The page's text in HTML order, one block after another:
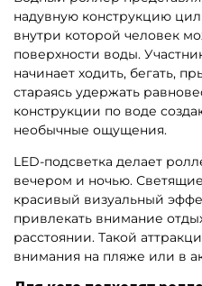
A-101897 Гидророллер
аттракцион «Прозрачный»
с красно-зелёными
стропами, ПВХ,
двухместный, 2,2×2×2 м
Узнать цену
Предзаказ